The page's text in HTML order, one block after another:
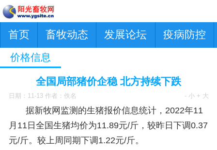
首页 畜牧动态 发展论坛 疫病防控
价格信息
全国局部猪价企稳 北方持续下跌
日期：11-13 作者：佚名 - 小 + 大
据新牧网监测的生猪报价信息统计，2022年11
月11日全国生猪均价为11.89元/斤，较昨日下调0.37
元/斤。较上周同期下调1.22元/斤。